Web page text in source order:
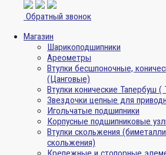
Обратный звонок
Магазин
Шарикоподшипники
Ареометры
Втулки бесшпоночные,
(Цанговые)
Втулки конические Тапербуш (
Звездочки цепные для
Игольчатые подшипники
Корпусные подшипниковые
Втулки скольжения
скольжения)